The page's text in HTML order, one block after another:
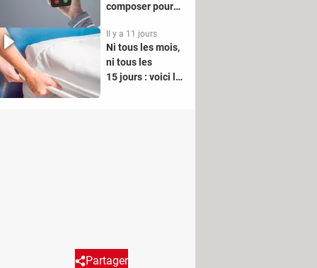
Partager
composer pour
numéro quand
vous téléphonez
Il y a 11 jours
Ni tous les mois,
ni tous les
15 jours : voici la